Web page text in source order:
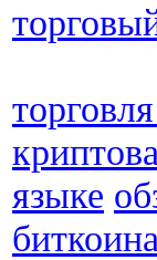
языке